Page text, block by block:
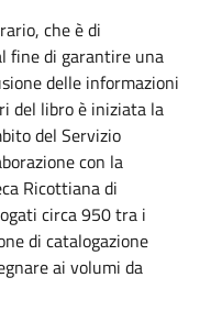
che è di
fine di garantire una
delle informazioni
del libro è iniziata la
del Servizio
con la
Ricottiana di
circa 950 tra i
di catalogazione
ai volumi da